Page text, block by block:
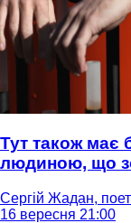
Тут також має
людиною, що
Сергій Жадан, поет
16 вересня 21:00